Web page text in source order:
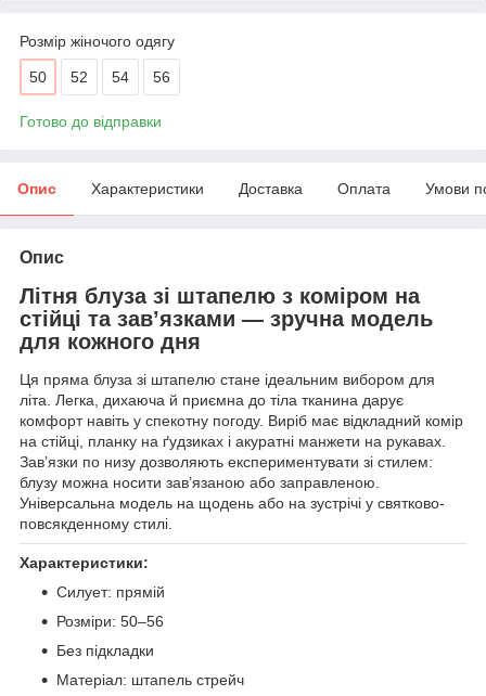
Розмір жіночого одягу
50 52 54 56
Готово до відправки
Опис Характеристики Доставка Оплата Умови
Опис
Літня блуза зі штапелю з коміром на
стійці та зав’язками — зручна модель
для кожного дня
Ця пряма блуза зі штапелю стане ідеальним вибором для
літа. Легка, дихаюча й приємна до тіла тканина дарує
комфорт навіть у спекотну погоду. Виріб має відкладний комір
на стійці, планку на ґудзиках і акуратні манжети на рукавах.
Зав’язки по низу дозволяють експериментувати зі стилем:
блузу можна носити зав’язаною або заправленою.
Універсальна модель на щодень або на зустрічі у святково-
повсякденному стилі.
Характеристики:
Силует: прямій
Розміри: 50–56
Без підкладки
Матеріал: штапель стрейч